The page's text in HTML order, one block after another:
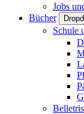
Jobs
Bücher
Schule